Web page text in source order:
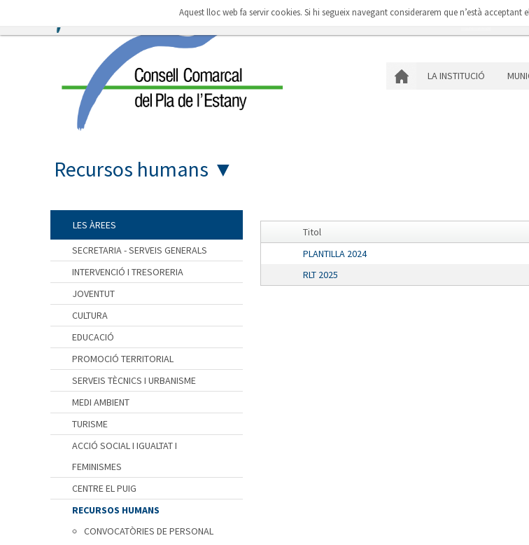
LA
LA INSTITUCIÓ
Recursos humans ▼
LES ÀREES
SECRETARIA - SERVEIS GENERALS
INTERVENCIÓ I TRESORERIA
JOVENTUT
CULTURA
EDUCACIÓ
PROMOCIÓ TERRITORIAL
SERVEIS TÈCNICS I URBANISME
MEDI AMBIENT
TURISME
ACCIÓ SOCIAL I IGUALTAT I
FEMINISMES
CENTRE EL PUIG
RECURSOS HUMANS
CONVOCATÒRIES DE PERSONAL
Titol
PLANTILLA 2024
RLT 2025
Aquest lloc web fa servir cookies. Si hi segueix navegant considerarem que n’està acceptant